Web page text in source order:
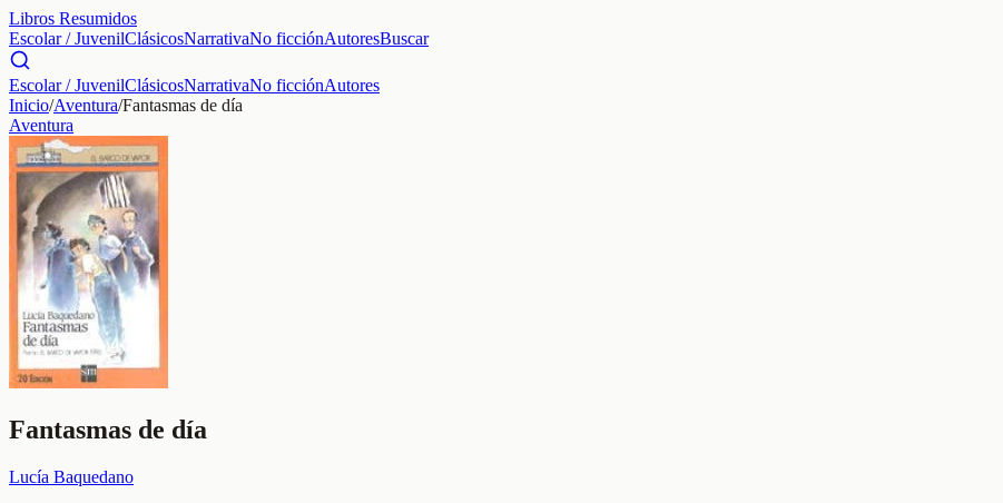
Libros Resumidos
Escolar / JuvenilClásicosNarrativaNo ficciónAutoresBuscar
Escolar / JuvenilClásicosNarrativaNo ficciónAutores
Inicio/Aventura/Fantasmas de día
Aventura
Fantasmas de día
Lucía Baquedano